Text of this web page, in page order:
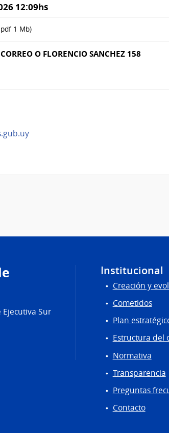
12:09hs
1 Mb)
O FLORENCIO SANCHEZ 158
Ejecutiva Sur
Institucional
Creación y
Cometidos
Plan
Estructura del
Normativa
Transparencia
Preguntas
Contacto